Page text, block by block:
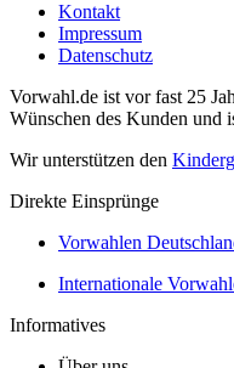
Kontakt
Impressum
Datenschutz
Vorwahl.de ist vor fast 25
Wünschen des Kunden und
Wir unterstützen den
Direkte Einsprünge
Vorwahlen
Internationale
Informatives